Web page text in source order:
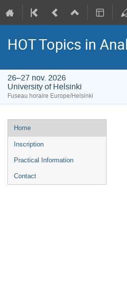
HOT Topics in
26–27 nov. 2026
University of Helsinki
Fuseau horaire Europe/Helsinki
Menu
de
l'événement
Home
Inscription
Practical Information
Contact